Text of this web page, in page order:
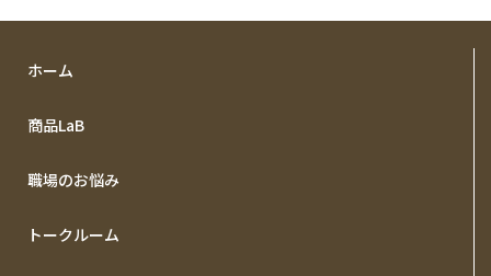
ホーム
商品LaB
職場のお悩み
トークルーム